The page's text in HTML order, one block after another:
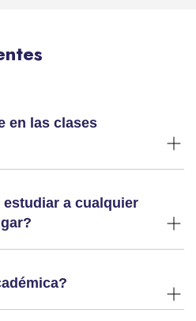
en las clases
estudiar a cualquier